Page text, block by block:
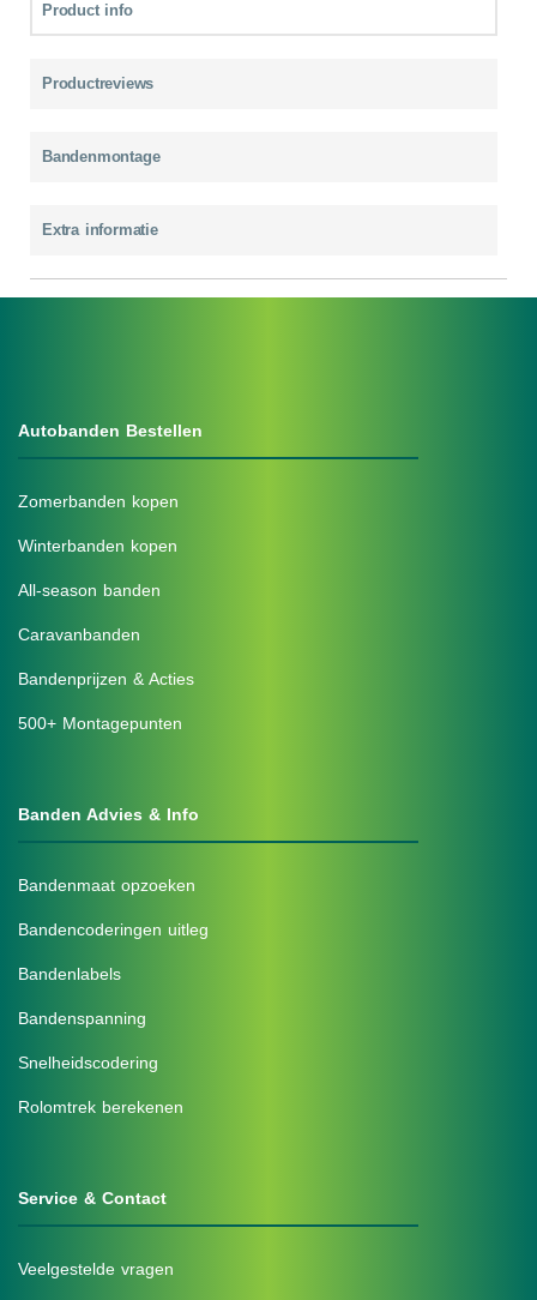
Product info
Productreviews
Bandenmontage
Extra informatie
Autobanden Bestellen
Zomerbanden kopen
Winterbanden kopen
All-season banden
Caravanbanden
Bandenprijzen & Acties
500+ Montagepunten
Banden Advies & Info
Bandenmaat opzoeken
Bandencoderingen uitleg
Bandenlabels
Bandenspanning
Snelheidscodering
Rolomtrek berekenen
Service & Contact
Veelgestelde vragen